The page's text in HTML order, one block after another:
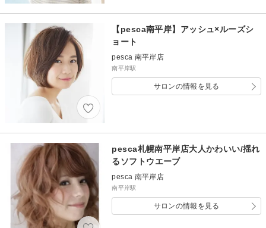
【pesca南平岸】アッシュ×ルーズシ
ョート
pesca 南平岸店
南平岸駅
サロンの情報を見る
pesca札幌南平岸店大人かわいい/揺れ
るソフトウエーブ
pesca 南平岸店
南平岸駅
サロンの情報を見る